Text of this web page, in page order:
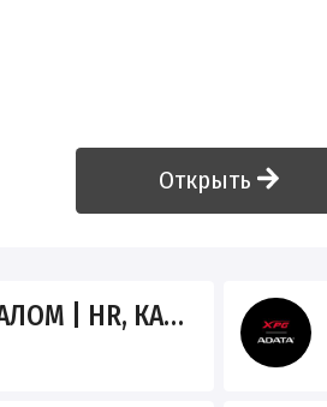
Открыть
КАРЬЕРА, КАДРЫ